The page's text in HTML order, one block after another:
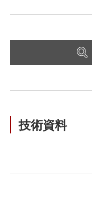
技術資料